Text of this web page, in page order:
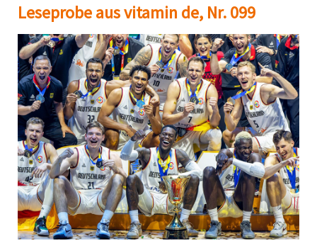
Leseprobe aus vitamin de, Nr. 099